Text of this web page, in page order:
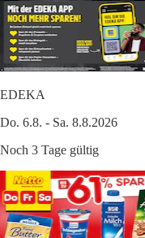
EDEKA
Do. 6.8. - Sa. 8.8.2026
Noch 3 Tage gültig